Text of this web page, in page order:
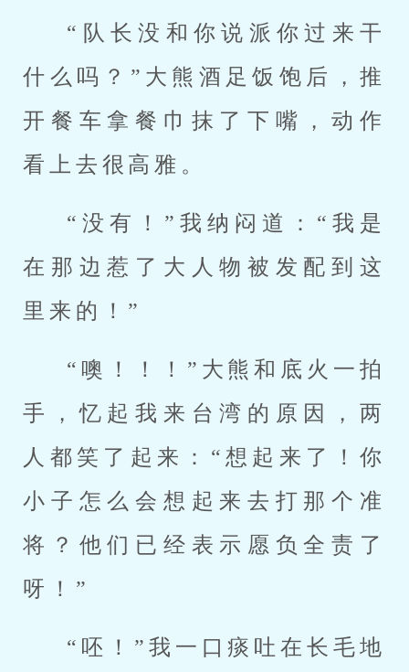
“队长没和你说派你过来干
什么吗？”大熊酒足饭饱后，推
开餐车拿餐巾抹了下嘴，动作
看上去很高雅。
“没有！”我纳闷道：“我是
在那边惹了大人物被发配到这
里来的！”
“噢！！！”大熊和底火一拍
手，忆起我来台湾的原因，两
人都笑了起来：“想起来了！你
小子怎么会想起来去打那个准
将？他们已经表示愿负全责了
呀！”
“呸！”我一口痰吐在长毛地